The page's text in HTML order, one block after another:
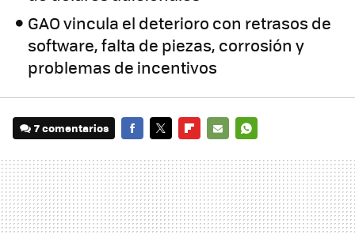
GAO vincula el deterioro con retrasos de
software, falta de piezas, corrosión y
problemas de incentivos
7 comentarios
MAIL